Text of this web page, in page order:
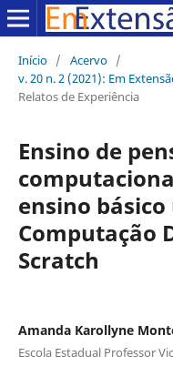
Início / Acervo /
v. 20 n. 2 (2021): Em
Relatos de Experiência
Ensino de
ensino
Computação
Scratch
Amanda Karollyne
Escola Estadual Professor